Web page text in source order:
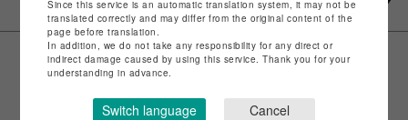
Since this service is an automatic translation system, it may not be
translated correctly and may differ from the original content of the
page before translation.
In addition, we do not take any responsibility for any direct or
indirect damage caused by using this service. Thank you for your
understanding in advance.
Switch language Cancel